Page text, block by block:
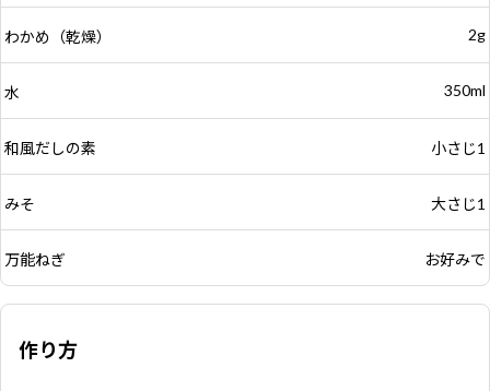
わかめ（乾燥） 2g
水 350ml
和風だしの素 小さじ1
みそ 大さじ1
万能ねぎ お好みで
作り方